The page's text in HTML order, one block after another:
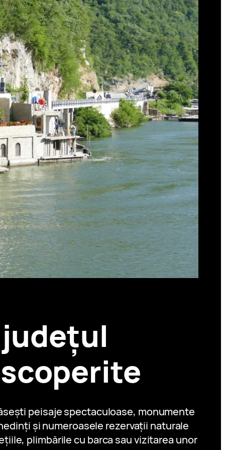
peisaje spectaculoase, monumente
și numeroasele rezervații naturale
plimbările cu barca sau vizitarea unor